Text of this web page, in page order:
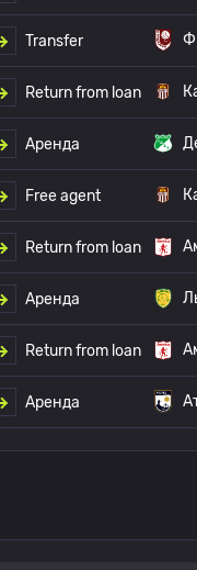
Transfer
Return from loan
Аренда
Free agent
Return from loan
Аренда
Return from loan
Аренда